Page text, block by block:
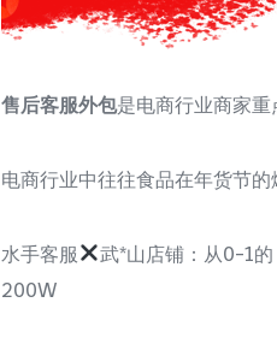
售后客服外包是电商行业商家重
电商行业中往往食品在年货节
水手客服
武*山店铺：从0-1
200W